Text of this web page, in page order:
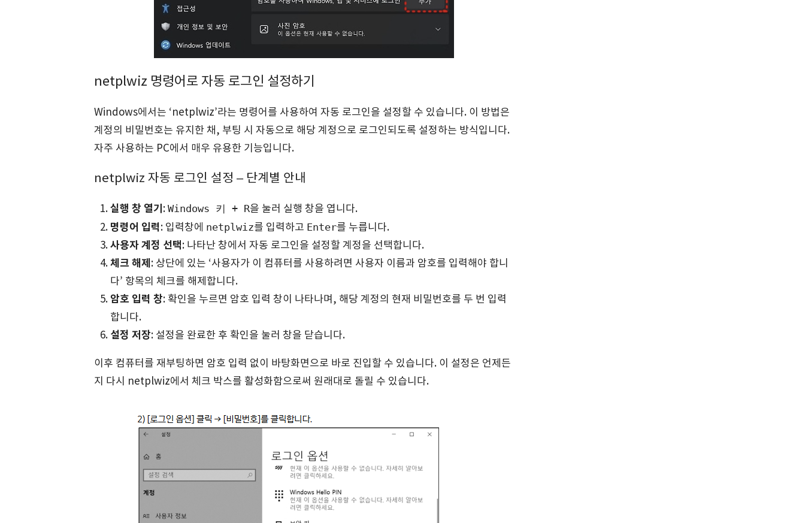
netplwiz 명령어로 자동 로그인 설정하기
Windows에서는 ‘netplwiz’라는 명령어를 사용하여 자동 로그인을 설정할 수 있습니다. 이 방법은
계정의 비밀번호는 유지한 채, 부팅 시 자동으로 해당 계정으로 로그인되도록 설정하는 방식입니다.
자주 사용하는 PC에서 매우 유용한 기능입니다.
netplwiz 자동 로그인 설정 – 단계별 안내
실행 창 열기 :Windows 키 + R을 눌러 실행 창을 엽니다.
명령어 입력 : 입력창에 netplwiz를 입력하고 Enter를 누릅니다.
사용자 계정 선택: 나타난 창에서 자동 로그인을 설정할 계정을 선택합니다.
체크 해제 : 상단에 있는 ‘사용자가 이 컴퓨터를 사용하려면 사용자 이름과 암호를 입력해야 합니
다’ 항목의 체크를 해제합니다.
암호 입력 창: 확인을 누르면 암호 입력 창이 나타나며, 해당 계정의 현재 비밀번호를 두 번 입력
합니다.
설정 저장: 설정을 완료한 후 확인을 눌러 창을 닫습니다.
이후 컴퓨터를 재부팅하면 암호 입력 없이 바탕화면으로 바로 진입할 수 있습니다. 이 설정은 언제든
지 다시 netplwiz에서 체크 박스를 활성화함으로써 원래대로 돌릴 수 있습니다.